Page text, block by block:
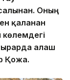
Оның
қаланған
алғаш
Қожа.